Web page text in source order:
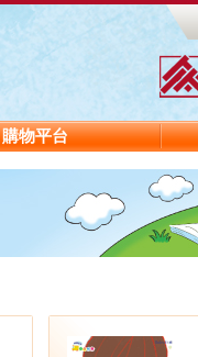
購物平台